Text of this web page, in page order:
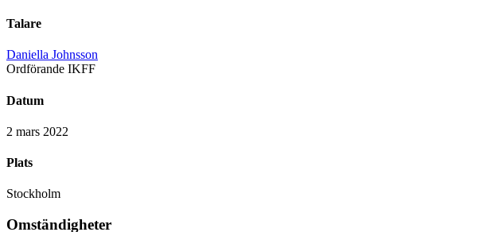
Talare
Daniella Johnsson
Ordförande IKFF
Datum
2 mars 2022
Plats
Stockholm
Omständigheter